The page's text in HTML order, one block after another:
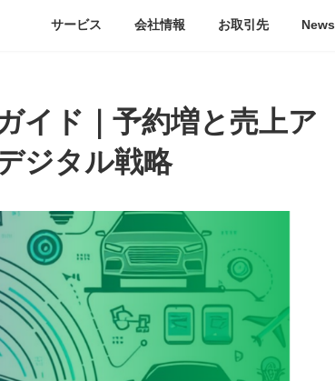
サービス 会社情報 お取引先 News
イド｜予約増と売上ア
ジタル戦略